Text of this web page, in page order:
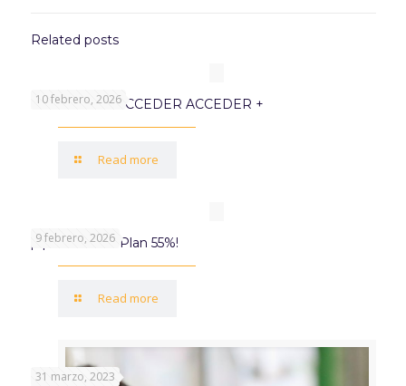
Related posts
10 febrero, 2026
PROGRAMA ACCEDER ACCEDER +
Read more
9 febrero, 2026
¡Aprovechá el Plan 55%!
Read more
31 marzo, 2023